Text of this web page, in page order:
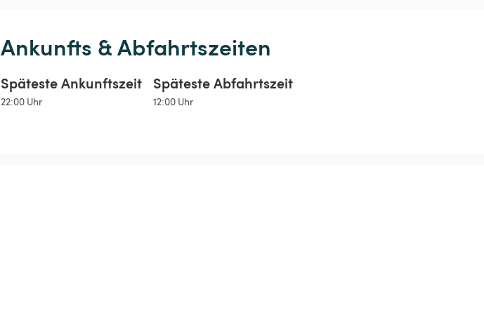
Ankunfts & Abfahrtszeiten
Späteste Ankunftszeit
22:00 Uhr
Späteste Abfahrtszeit
12:00 Uhr